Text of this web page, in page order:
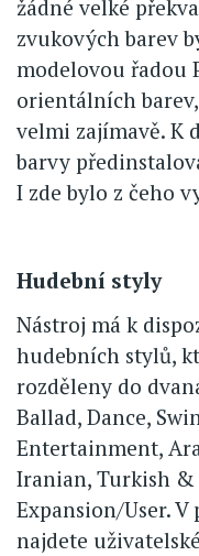
žádné velké
zvukových barev
modelovou řadou
orientálních
velmi zajímavě. K
barvy
I zde bylo z čeho
Hudební styly
Nástroj má k
hudebních stylů,
rozděleny do
Ballad, Dance,
Entertainment,
Iranian, Turkish &
Expansion/User.
najdete